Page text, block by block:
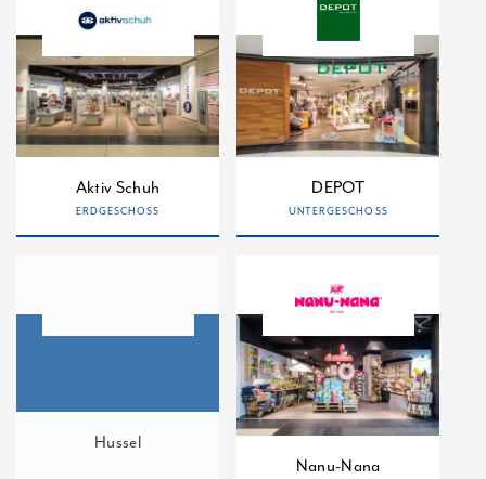
Aktiv Schuh
ERDGESCHOSS
DEPOT
UNTERGESCHOSS
Hussel
Nanu-Nana